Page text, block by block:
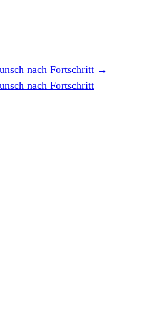
nach Fortschritt →
nach Fortschritt